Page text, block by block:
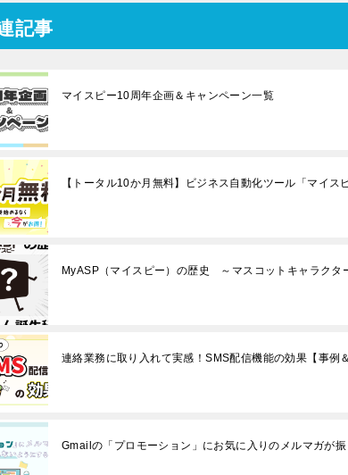
記事
マイスピー10周年企画＆キャンペーン一覧
【トータル10か月無料】ビジネス自動化ツール「マイス
MyASP（マイスピー）の歴史 ～マスコットキャラクタ
連絡業務に取り入れて実感！SMS配信機能の効果【事例
Gmailの「プロモーション」にお気に入りのメルマガが